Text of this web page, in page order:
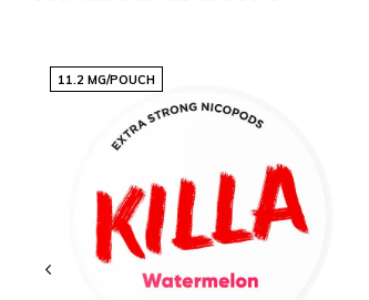
Zakjes per bakje:
Gewicht per zakje:0,7 gram
Sterkte:
Smaak:Meloen
Producttype:Nicotine Pouches
Nicotine per zakje:11.2 mg
Nicotine per gram:16 mg
11.2 MG/POUCH